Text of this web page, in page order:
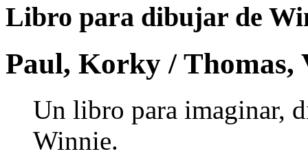
Libro para dibujar de
Paul, Korky / Thomas,
Un libro para imaginar,
Winnie.